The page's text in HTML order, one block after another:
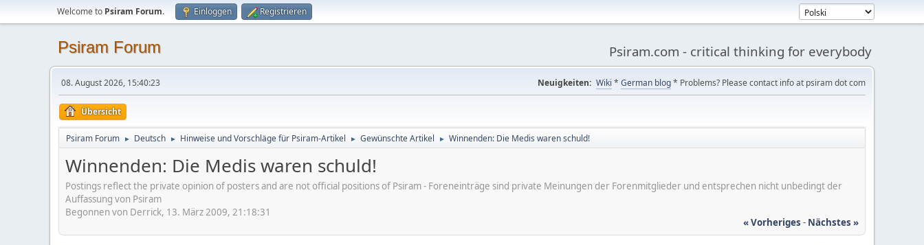
Welcome to Psiram Forum. Einloggen Registrieren
Psiram Forum Psiram.com - critical thinking for everybody
08. August 2026, 15:40:23 Neuigkeiten: Wiki * German blog* Problems? Please contact info at psiram dot com
Übersicht
Psiram Forum ► Deutsch ► Hinweise und Vorschläge für Psiram-Artikel ► Gewünschte Artikel ► Winnenden: Die Medis waren schuld!
Winnenden: Die Medis waren schuld!
Postings reflect the private opinion of posters and are not official positions of Psiram - Foreneinträge sind private Meinungen der Forenmitglieder und entsprechen nicht unbedingt der
Auffassung von Psiram
Begonnen von Derrick, 13. März 2009, 21:18:31
« Vorheriges - Nächstes »